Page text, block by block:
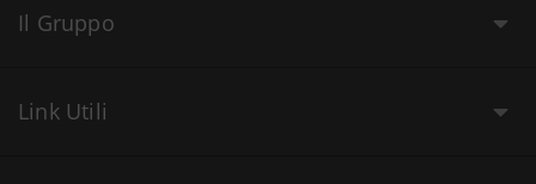
Il Gruppo
Link Utili